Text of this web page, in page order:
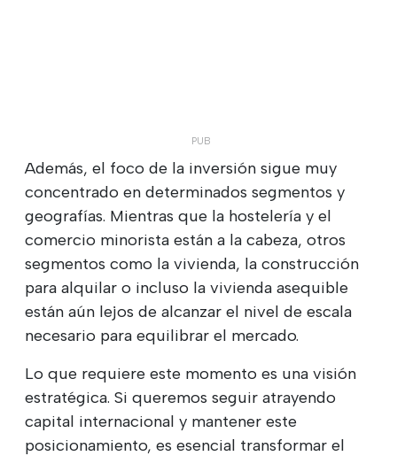
Además, el foco de la inversión sigue muy
concentrado en determinados segmentos y
geografías. Mientras que la hostelería y el
comercio minorista están a la cabeza, otros
segmentos como la vivienda, la construcción
para alquilar o incluso la vivienda asequible
están aún lejos de alcanzar el nivel de escala
necesario para equilibrar el mercado.
Lo que requiere este momento es una visión
estratégica. Si queremos seguir atrayendo
capital internacional y mantener este
posicionamiento, es esencial transformar el